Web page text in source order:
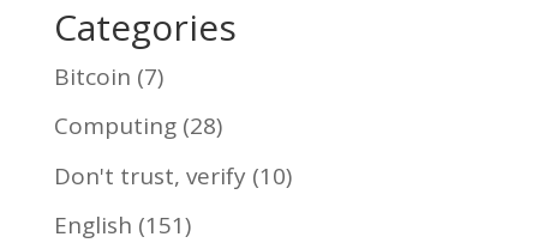
Categories
Bitcoin (7)
Computing(28)
Don't trust, verify (10)
English (151)